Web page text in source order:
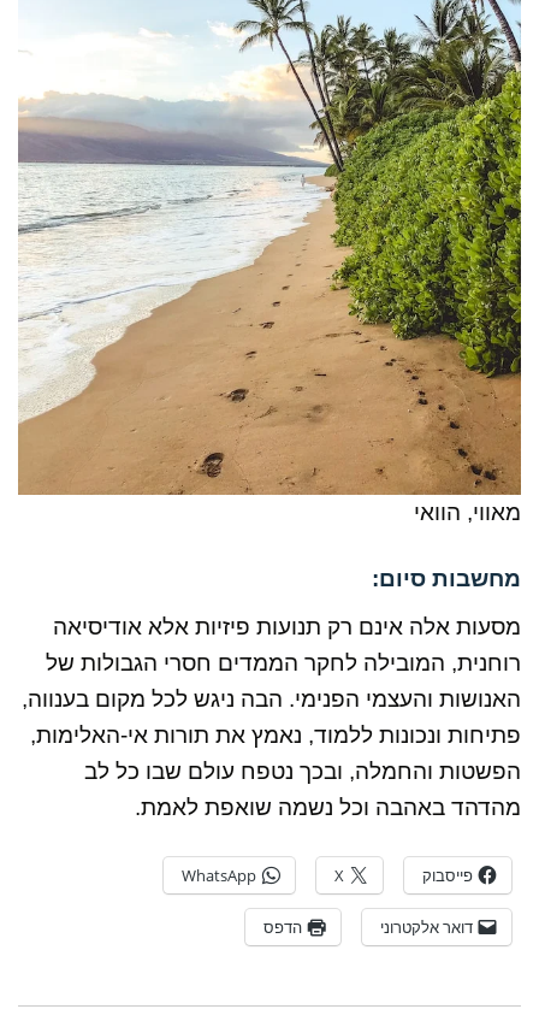
מאווי, הוואי
מחשבות סיום:
מסעות אלה אינם רק תנועות פיזיות אלא אודיסיאה
רוחנית, המובילה לחקר הממדים חסרי הגבולות של
האנושות והעצמי הפנימי. הבה ניגש לכל מקום בענווה,
פתיחות ונכונות ללמוד, נאמץ את תורות אי-האלימות,
הפשטות והחמלה, ובכך נטפח עולם שבו כל לב
מהדהד באהבה וכל נשמה שואפת לאמת.
פייסבוק X
WhatsApp
דואר אלקטרוני הדפס